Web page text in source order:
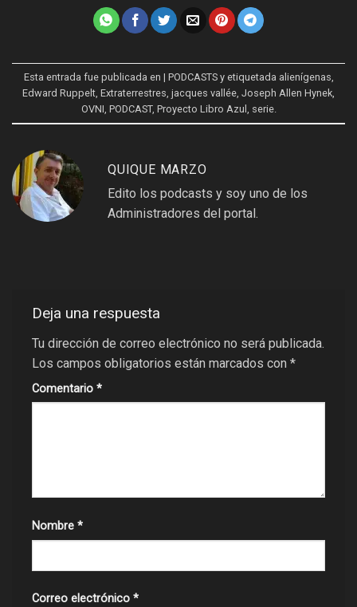
Esta entrada fue publicada en | PODCASTSy etiquetada alienígenas
Edward Ruppelt Extraterrestres jacques vallée Joseph Allen Hynek
OVNI PODCAST, Proyecto Libro Azul serie.
QUIQUE MARZO
Edito los podcasts y soy uno de los
Administradores del portal.
Deja una respuesta
Tu dirección de correo electrónico no será publicada.
Los campos obligatorios están marcados con *
Comentario *
Nombre *
Correo electrónico *